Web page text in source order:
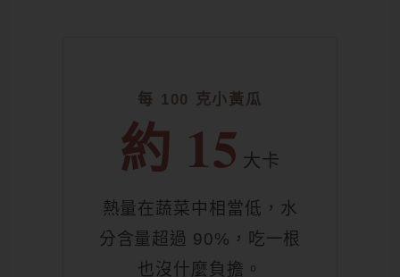
每 100 克小黃瓜
約 15 大卡
熱量在蔬菜中相當低，水
分含量超過 90%，吃一根
也沒什麼負擔。